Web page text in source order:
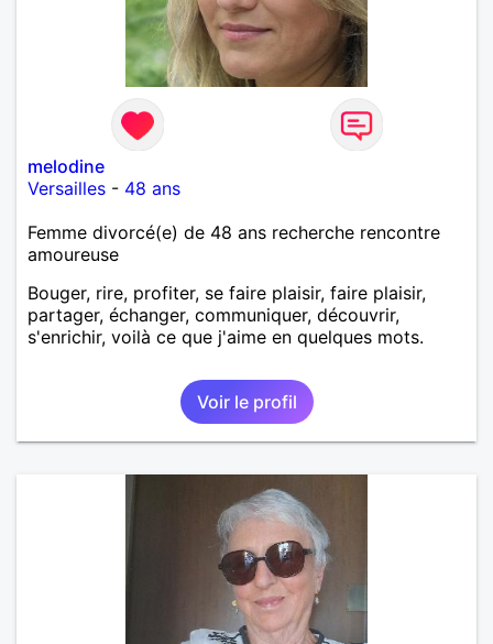
melodine
Versailles - 48 ans
Femme divorcé(e) de 48 ans recherche rencontre
amoureuse
Bouger, rire, profiter, se faire plaisir, faire plaisir,
partager, échanger, communiquer, découvrir,
s'enrichir, voilà ce que j'aime en quelques mots.
Voir le profil